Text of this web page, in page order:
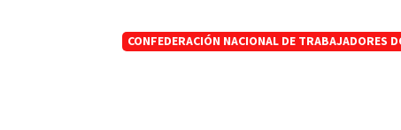
CONFEDERACIÓN NACIONAL DE TRABAJADORES